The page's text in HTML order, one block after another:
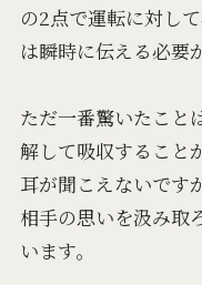
の2点で運転に対し
は瞬時に伝える必要
ただ一番驚いたこと
解して吸収すること
耳が聞こえないです
相手の思いを汲み取
います。